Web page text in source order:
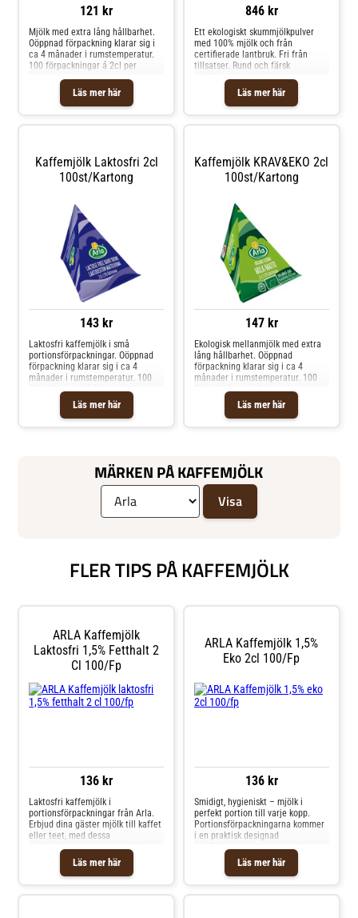
121 kr
Läs mer här
Mjölk med extra lång hållbarhet.
Oöppnad förpackning klarar sig i
ca 4 månader i rumstemperatur.
100 förpackningar á 2cl per
846 kr
Läs mer här
Ett ekologiskt skummjölkpulver
med 100% mjölk och från
certifierade lantbruk. Fri från
tillsatser. Rund och färsk
mjölksmak med krämigt skum.
0,8% fetthalt. 10st påsar á 500g.
Ingredienser: Skummjölk
Kaffemjölk Laktosfri 2cl
100st/kartong
143 kr
Läs mer här
Laktosfri kaffemjölk i små
portionsförpackningar. Oöppnad
förpackning klarar sig i ca 4
månader i rumstemperatur. 100
Kaffemjölk KRAV&EKO 2cl
100st/kartong
147 kr
Läs mer här
Ekologisk mellanmjölk med extra
lång hållbarhet. Oöppnad
förpackning klarar sig i ca 4
månader i rumstemperatur. 100
MÄRKEN PÅ KAFFEMJÖLK
FLER TIPS PÅ KAFFEMJÖLK
ARLA Kaffemjölk
Laktosfri 1,5% Fetthalt 2
Cl 100/fp
136 kr
Läs mer här
Laktosfri kaffemjölk i
portionsförpackningar från Arla.
Erbjud dina gäster mjölk till kaffet
eller teet, med dessa
enkelt och varje gäst kan själv lätt
bestmma hur mcyket mjölk som
behövs. Portionsförpackningarn
ARLA Kaffemjölk 1,5%
Eko 2cl 100/fp
136 kr
Läs mer här
Smidigt, hygieniskt – mjölk i
perfekt portion till varje kopp.
Portionsförpackningarna kommer
i en praktisk designad
framme. Produkten kan förvaras i
rumstemperatur och det slipper
bli trångt i kylskåpet. Erbjud dina